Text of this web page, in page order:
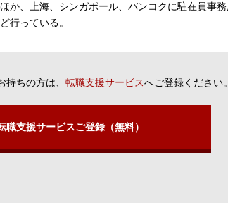
か、上海、シンガポール、バンコクに駐在員事
行っている。
持ちの方は、 転職支援サービスへご登録ください。
職支援サービスご登録（無料）